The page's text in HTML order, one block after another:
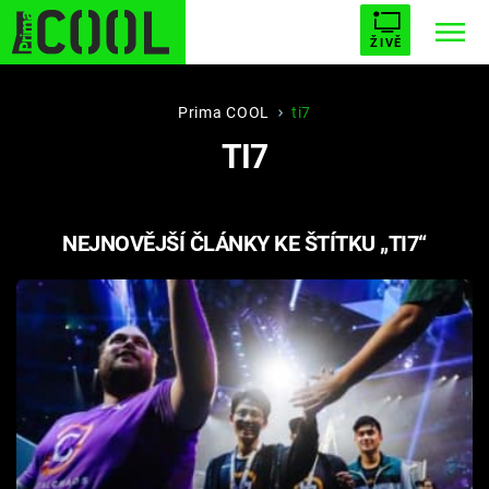
ŽIVĚ
BUFFY, PŘEMOŽITELKA UPÍRŮ
AVENGERS 5
Témata
Filmy
Seriály
Hry
Prima COOL ti7
TI7
NEJNOVĚJŠÍ ČLÁNKY KE ŠTÍTKU „TI7“